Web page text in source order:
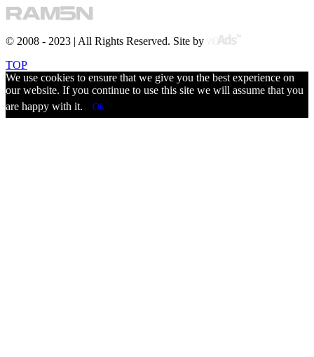
© 2008 - 2023 | All Rights Reserved. Site by
TOP
We use cookies to ensure that we give you the best experience on
our website. If you continue to use this site we will assume that you
are happy with it.
Ok